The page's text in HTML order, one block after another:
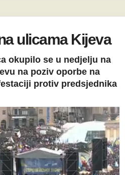
ulicama Kijeva
okupilo se u nedjelju na
na poziv oporbe na
protiv predsjednika